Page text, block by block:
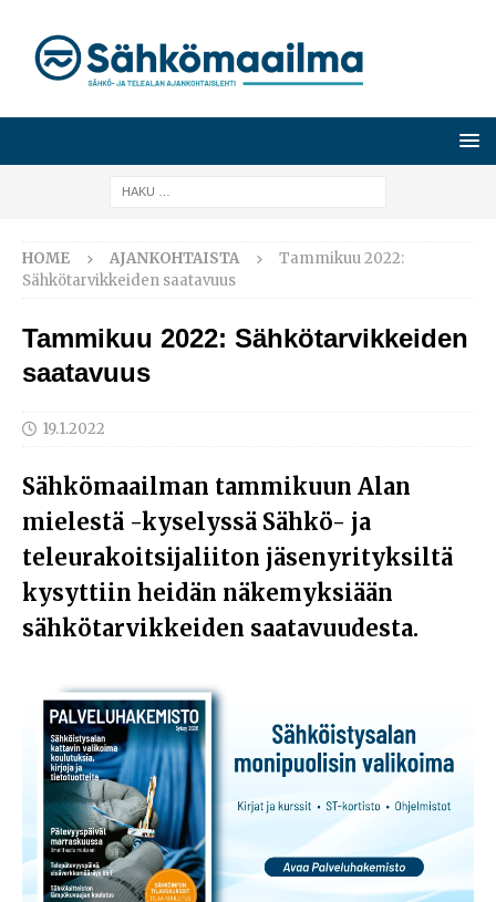
HOME AJANKOHTAISTA
Tammikuu 2022:
Sähkötarvikkeiden saatavuus
Tammikuu 2022: Sähkötarvikkeiden
saatavuus
19.1.2022
Sähkömaailman tammikuun Alan
mielestä -kyselyssä Sähkö- ja
teleurakoitsijaliiton jäsenyrityksiltä
kysyttiin heidän näkemyksiään
sähkötarvikkeiden saatavuudesta.